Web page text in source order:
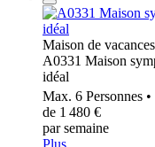
Maison de
A0331 Maison
idéal
Max. 6 Personnes
de 1 480 €
par semaine